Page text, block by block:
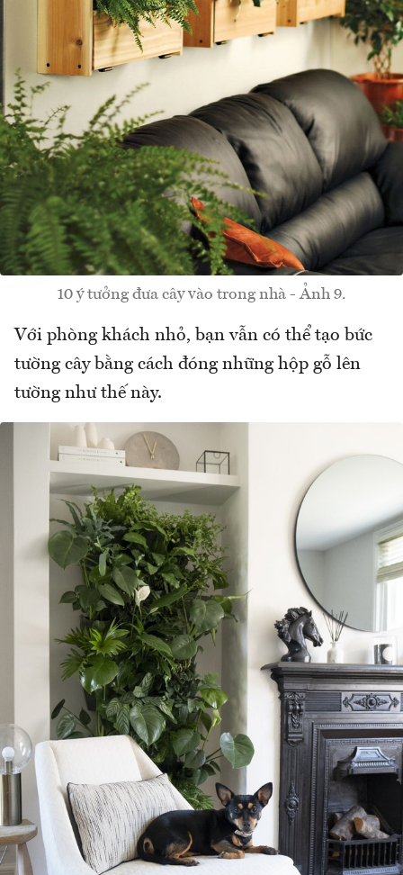
10 ý tưởng đưa cây vào trong nhà - Ảnh 9.
Với phòng khách nhỏ, bạn vẫn có thể tạo bức
tường cây bằng cách đóng những hộp gỗ lên
tường như thế này.